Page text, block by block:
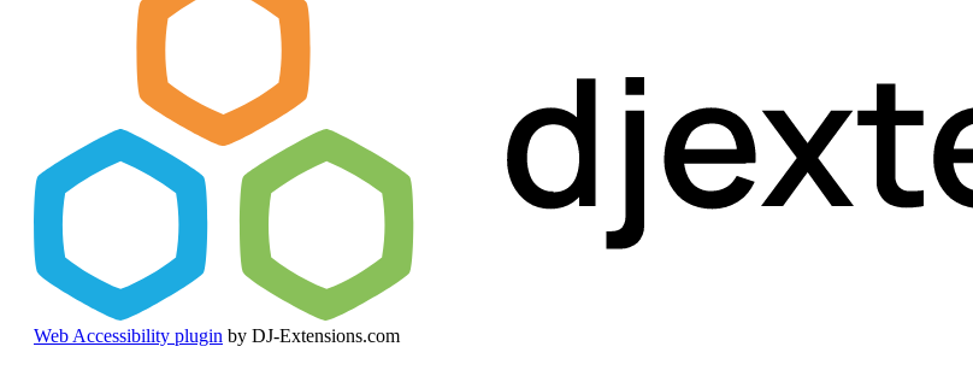
Web Accessibility plugin by DJ-Extensions.com